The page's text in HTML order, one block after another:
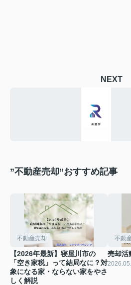
NEXT
”不動産売却”おすすめ記事
不動産売却
【2026年最新】寝屋川市の
「空き家税」って結局なに？対
象になる家・ならない家をやさ
しく解説
不動
売却活